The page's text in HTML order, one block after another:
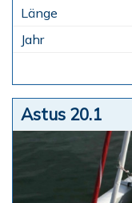
Astus 20.1